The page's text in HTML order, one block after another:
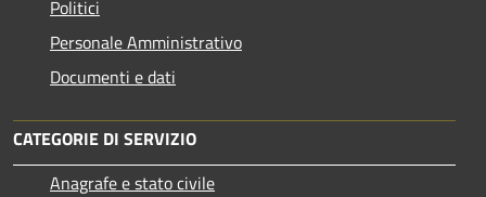
Politici
Personale Amministrativo
Documenti e dati
CATEGORIE DI SERVIZIO
Anagrafe e stato civile